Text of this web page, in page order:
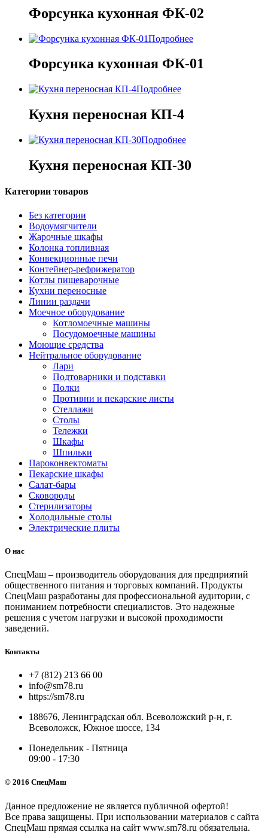
Форсунка кухонная ФК-02
Подробнее
Форсунка кухонная ФК-01
Подробнее
Кухня переносная КП-4
Подробнее
Кухня переносная КП-30
Категории товаров
Без категории
Водоумягчители
Жарочные шкафы
Колонка топливная
Конвекционные печи
Контейнер-рефрижератор
Котлы пищеварочные
Кухни переносные
Линии раздачи
Моечное оборудование
Котломоечные машины
Посудомоечные машины
Моющие средства
Нейтральное оборудование
Лари
Подтоварники и подставки
Полки
Противни и пекарские листы
Стеллажи
Столы
Тележки
Шкафы
Шпильки
Пароконвектоматы
Пекарские шкафы
Салат-бары
Сковороды
Стерилизаторы
Холодильные столы
Электрические плиты
О нас
СпецМаш – производитель оборудования для предприятий
общественного питания и торговых компаний. Продукты
СпецМаш разработаны для профессиональной аудитории, с
пониманием потребности специалистов. Это надежные
решения с учетом нагрузки и высокой проходимости
заведений.
Контакты
+7 (812) 213 66 00
info@sm78.ru
https://sm78.ru
188676, Ленинградская обл. Всеволожский р-н, г.
Всеволожск, Южное шоссе, 134
Понедельник - Пятница
09:00 - 17:30
© 2016 СпецМаш
Данное предложение не является публичной офертой!
Все права защищены. При использовании материалов с сайта
СпецМаш прямая ссылка на сайт www.sm78.ru обязательна.